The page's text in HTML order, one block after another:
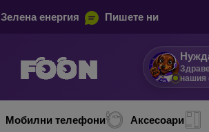
Зелена енергия Пишете ни
нашия
Мобилни телефони Аксесоари